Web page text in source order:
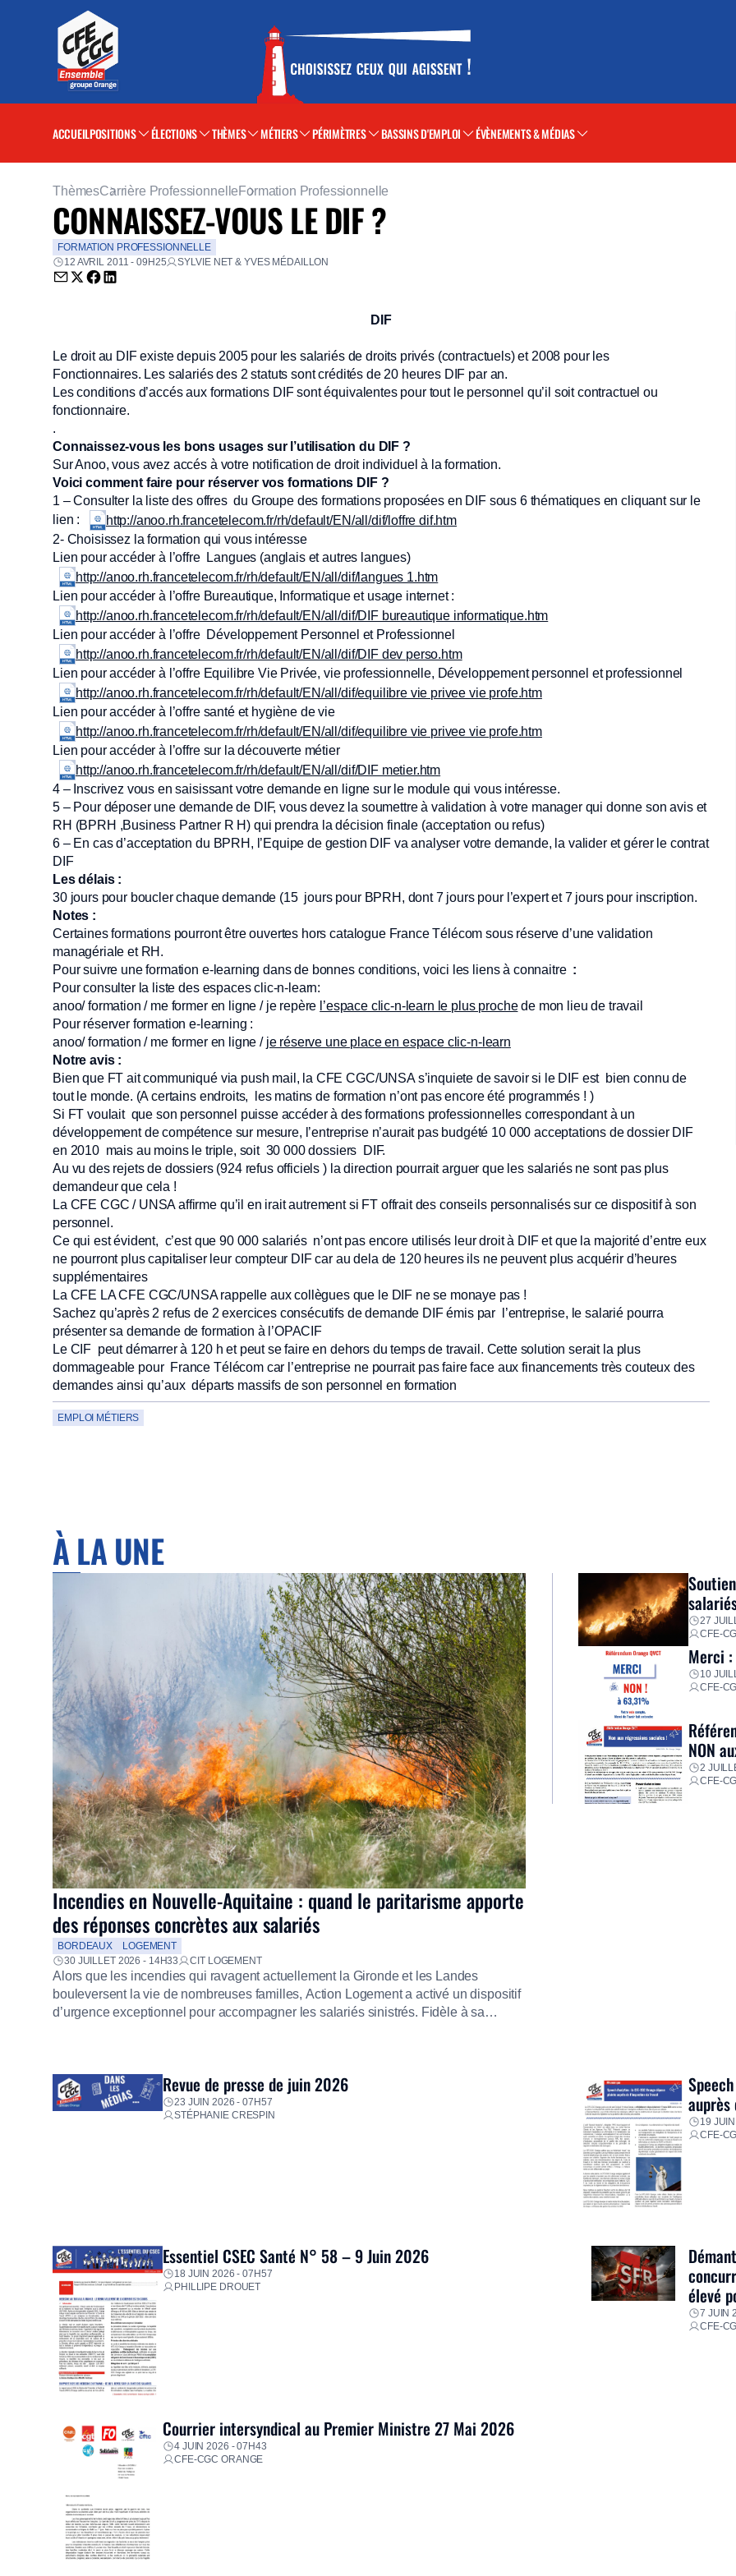
ACCUEILPOSITIONS ÉLECTIONS THÈMES MÉTIERS PÉRIMÈTRES BASSINS D'EMPLOI ÉVÈNEMENTS & MÉDIAS
ThèmesCarrière Professionnelle Formation Professionnelle
CONNAISSEZ-VOUS LE DIF ?
FORMATION PROFESSIONNELLE
12 AVRIL 2011 - 09H25
SYLVIE NET & YVES MÉDAILLON
Envoyer par email (nouvelle fenêtre)
Partager sur Twitter (nouvelle fenêtre)
Partager sur Facebook (nouvelle fenêtre)
Partager sur LinkedIn (nouvelle fenêtre)
DIF
Le droit au DIF existe depuis 2005 pour les salariés de droits privés (contractuels) et 2008 pour les
Fonctionnaires. Les salariés des 2 statuts sont crédités de 20 heures DIF par an.
Les conditions d’accés aux formations DIF sont équivalentes pour tout le personnel qu’il soit contractuel ou
fonctionnaire.
.
Connaissez-vous les bons usages sur l’utilisation du DIF ?
Sur Anoo, vous avez accés à votre notification de droit individuel à la formation.
Voici comment faire pour réserver vos formations DIF ?
1 – Consulter la liste des offres du Groupe des formations proposées en DIF sous 6 thématiques en cliquant sur le
lien :
http://anoo.rh.francetelecom.fr/rh/default/EN/all/dif/loffre dif.htm
2- Choisissez la formation qui vous intéresse
Lien pour accéder à l’offre Langues (anglais et autres langues)
http://anoo.rh.francetelecom.fr/rh/default/EN/all/dif/langues 1.htm
Lien pour accéder à l’offre Bureautique, Informatique et usage internet :
http://anoo.rh.francetelecom.fr/rh/default/EN/all/dif/DIF bureautique informatique.htm
Lien pour accéder à l’offre Développement Personnel et Professionnel
http://anoo.rh.francetelecom.fr/rh/default/EN/all/dif/DIF dev perso.htm
Lien pour accéder à l’offre Equilibre Vie Privée, vie professionnelle, Développement personnel et professionnel
http://anoo.rh.francetelecom.fr/rh/default/EN/all/dif/equilibre vie privee vie profe.htm
Lien pour accéder à l’offre santé et hygiène de vie
http://anoo.rh.francetelecom.fr/rh/default/EN/all/dif/equilibre vie privee vie profe.htm
Lien pour accéder à l’offre sur la découverte métier
http://anoo.rh.francetelecom.fr/rh/default/EN/all/dif/DIF metier.htm
4 – Inscrivez vous en saisissant votre demande en ligne sur le module qui vous intéresse.
5 – Pour déposer une demande de DIF, vous devez la soumettre à validation à votre manager qui donne son avis et
RH (BPRH ,Business Partner R H) qui prendra la décision finale (acceptation ou refus)
6 – En cas d’acceptation du BPRH, l’Equipe de gestion DIF va analyser votre demande, la valider et gérer le contrat
DIF
Les délais :
30 jours pour boucler chaque demande (15 jours pour BPRH, dont 7 jours pour l’expert et 7 jours pour inscription.
Notes :
Certaines formations pourront être ouvertes hors catalogue France Télécom sous réserve d’une validation
managériale et RH.
Pour suivre une formation e-learning dans de bonnes conditions, voici les liens à connaitre :
Pour consulter la liste des espaces clic-n-learn:
anoo/ formation / me former en ligne / je repère l’espace clic-n-learn le plus prochede mon lieu de travail
Pour réserver formation e-learning :
anoo/ formation / me former en ligne / je réserve une place en espace clic-n-learn
Notre avis :
Bien que FT ait communiqué via push mail, la CFE CGC/UNSA s’inquiete de savoir si le DIF est bien connu de
tout le monde. (A certains endroits, les matins de formation n’ont pas encore été programmés ! )
Si FT voulait que son personnel puisse accéder à des formations professionnelles correspondant à un
développement de compétence sur mesure, l’entreprise n’aurait pas budgété 10 000 acceptations de dossier DIF
en 2010 mais au moins le triple, soit 30 000 dossiers DIF.
Au vu des rejets de dossiers (924 refus officiels ) la direction pourrait arguer que les salariés ne sont pas plus
demandeur que cela !
La CFE CGC / UNSA affirme qu’il en irait autrement si FT offrait des conseils personnalisés sur ce dispositif à son
personnel.
Ce qui est évident, c’est que 90 000 salariés n’ont pas encore utilisés leur droit à DIF et que la majorité d’entre eux
ne pourront plus capitaliser leur compteur DIF car au dela de 120 heures ils ne peuvent plus acquérir d’heures
supplémentaires
La CFE LA CFE CGC/UNSA rappelle aux collègues que le DIF ne se monaye pas !
Sachez qu’après 2 refus de 2 exercices consécutifs de demande DIF émis par l’entreprise, le salarié pourra
présenter sa demande de formation à l’OPACIF
Le CIF peut démarrer à 120 h et peut se faire en dehors du temps de travail. Cette solution serait la plus
dommageable pour France Télécom car l’entreprise ne pourrait pas faire face aux financements très couteux des
demandes ainsi qu’aux départs massifs de son personnel en formation
EMPLOI MÉTIERS
À LA UNE
Incendies en Nouvelle-Aquitaine : quand le paritarisme apporte
des réponses concrètes aux salariés
BORDEAUX
LOGEMENT
30 JUILLET 2026 - 14H33
CIT LOGEMENT
Alors que les incendies qui ravagent actuellement la Gironde et les Landes
bouleversent la vie de nombreuses familles, Action Logement a activé un dispositif
d’urgence exceptionnel pour accompagner les salariés sinistrés. Fidèle à sa
27
CFE-
Merci
10
CFE-
NON
2
CFE-
Revue de presse de juin 2026
23 JUIN 2026 - 07H57
STÉPHANIE CRESPIN
auprès
19
CFE-
Essentiel CSEC Santé N° 58 – 9 Juin 2026
18 JUIN 2026 - 07H57
PHILLIPE DROUET
élevé
7 JUIN
CFE-
Courrier intersyndical au Premier Ministre 27 Mai 2026
4 JUIN 2026 - 07H43
CFE-CGC ORANGE